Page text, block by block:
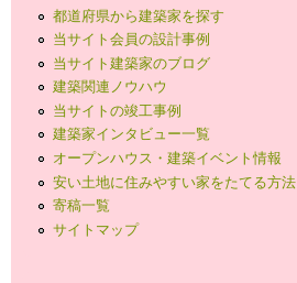
都道府県から建築家を探す
当サイト会員の設計事例
当サイト建築家のブログ
建築関連ノウハウ
当サイトの竣工事例
建築家インタビュー一覧
オープンハウス・建築イベント情報
安い土地に住みやすい家をたてる方法
寄稿一覧
サイトマップ